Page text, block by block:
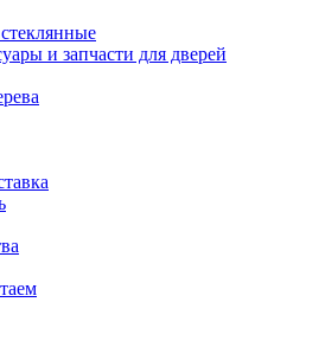
и запчасти для дверей